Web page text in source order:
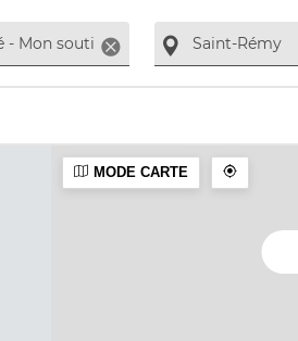
Supprimer
MODE CARTE